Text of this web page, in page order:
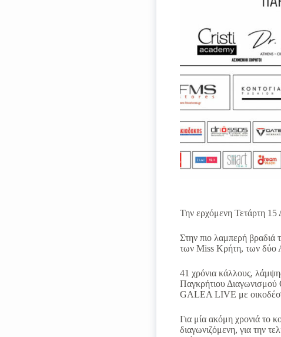
Την ερχόμενη Τετάρτη 15
Στην πιο λαμπερή βραδιά
των Miss Κρήτη, των δύο
41 χρόνια κάλλους,
Παγκρήτιου Διαγωνισμού
GALEA LIVE με
Για μία ακόμη χρονιά το
διαγωνιζόμενη, για την